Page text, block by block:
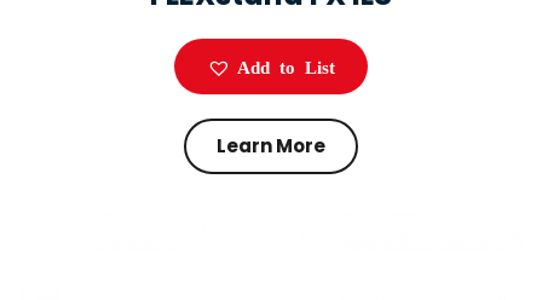
Add to List
Learn More